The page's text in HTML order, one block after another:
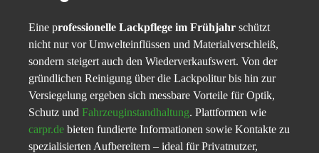
Eine professionelle Lackpflege im Frühjahr schützt
nicht nur vor Umwelteinflüssen und Materialverschleiß,
sondern steigert auch den Wiederverkaufswert. Von der
gründlichen Reinigung über die Lackpolitur bis hin zur
Versiegelung ergeben sich messbare Vorteile für Optik,
Schutz und Fahrzeuginstandhaltung. Plattformen wie
carpr.de bieten fundierte Informationen sowie Kontakte zu
spezialisierten Aufbereitern – ideal für Privatnutzer,